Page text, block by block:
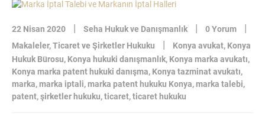
KONYA
AVUKATI”
22 Nisan 2020 | Seha Hukuk ve Danışmanlık | 0 Yorum |
Makaleler,Ticaret ve Şirketler Hukuku | Konya avukat, Konya
Hukuk Bürosu, Konya hukuki danışmanlık, Konya marka avukatı,
Konya marka patent hukuki danışma, Konya tazminat avukatı,
marka,marka iptali,marka patent hukuku Konya,marka talebi,
patent,şirketler hukuku,ticaret,ticaret hukuku